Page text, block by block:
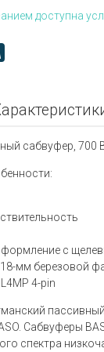
доступна
сабвуфер, 700
с
мм березовой
4-pin
Сабвуферы
спектра